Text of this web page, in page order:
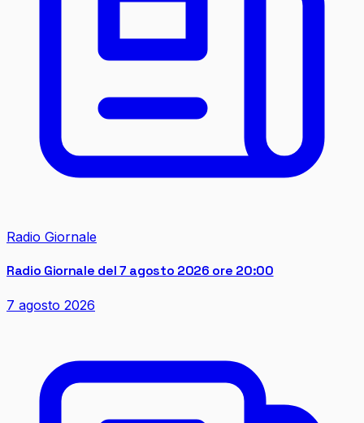
Radio Giornale
Radio Giornale del 7 agosto 2026 ore 20:00
7 agosto 2026